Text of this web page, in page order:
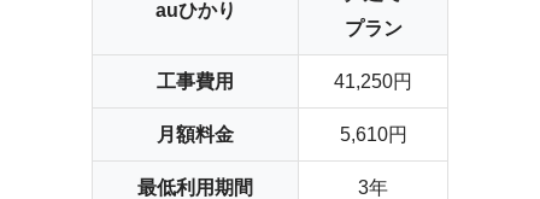
auひかり
プラン
工事費用 41,250円
月額料金 5,610円
最低利用期間 3年